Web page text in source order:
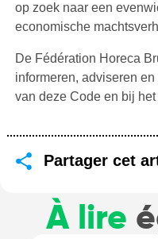
op zoek naar een
economische
De Fédération Horeca
informeren, adviseren
van deze Code en bij
Partager cet
À lire